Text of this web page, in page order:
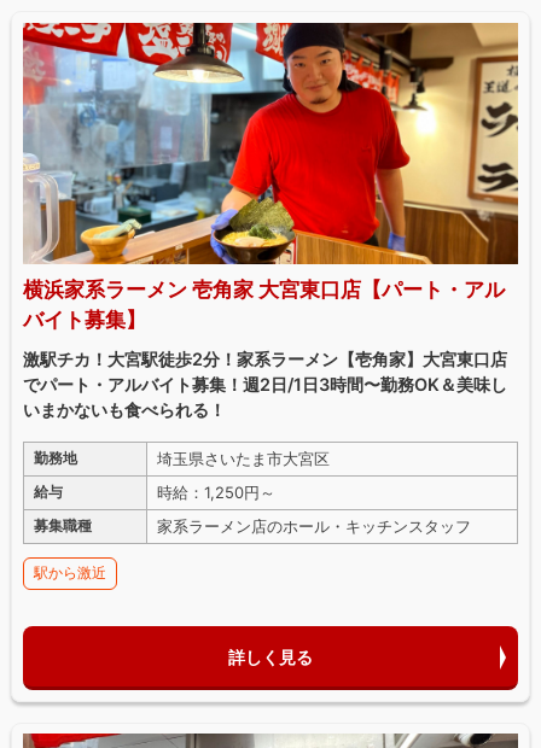
横浜家系ラーメン 壱角家 大宮東口店【パート・アル
バイト募集】
激駅チカ！大宮駅徒歩2分！家系ラーメン【壱角家】大宮東口店
でパート・アルバイト募集！週2日/1日3時間〜勤務OK＆美味し
いまかないも食べられる！
勤務地 埼玉県さいたま市大宮区
給与 時給：1,250円～
募集職種 家系ラーメン店のホール・キッチンスタッフ
駅から激近
詳しく見る